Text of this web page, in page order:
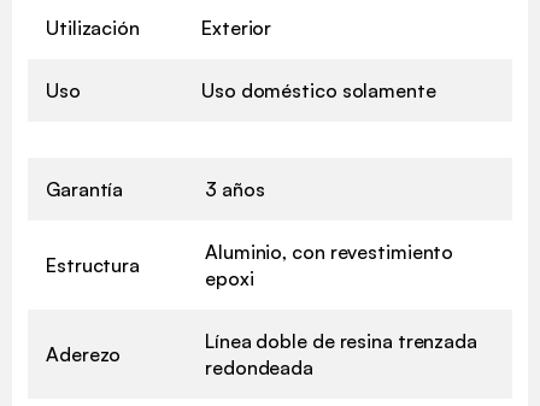
Utilización Exterior
Uso Uso doméstico solamente
Garantía 3 años
Estructura
Aluminio, con revestimiento
epoxi
Aderezo
Línea doble de resina trenzada
redondeada